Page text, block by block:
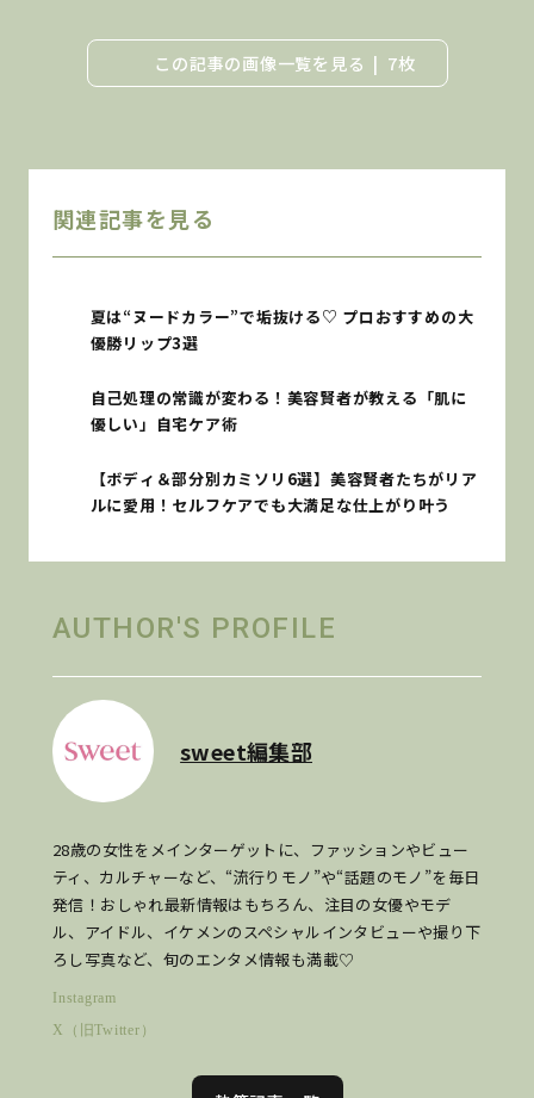
この記事の画像一覧を見る 7枚
関連記事を見る
夏は“ヌードカラー”で垢抜ける♡ プロおすすめの大
優勝リップ3選
自己処理の常識が変わる！美容賢者が教える「肌に
優しい」自宅ケア術
【ボディ＆部分別カミソリ6選】美容賢者たちがリア
ルに愛用！セルフケアでも大満足な仕上がり叶う
AUTHOR'S PROFILE
sweet編集部
28歳の女性をメインターゲットに、ファッションやビュー
ティ、カルチャーなど、“流行りモノ”や“話題のモノ”を毎日
発信！おしゃれ最新情報はもちろん、注目の女優やモデ
ル、アイドル、イケメンのスペシャルインタビューや撮り下
ろし写真など、旬のエンタメ情報も満載♡
Instagram
X（旧Twitter）